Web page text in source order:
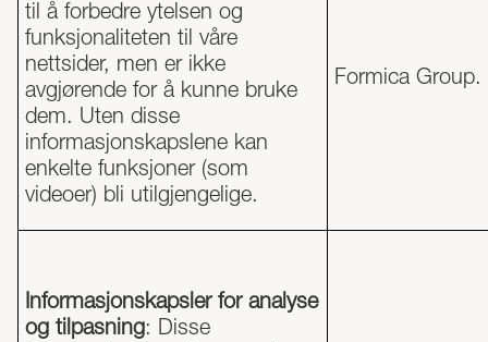
til å forbedre ytelsen og
funksjonaliteten til våre
nettsider, men er ikke
avgjørende for å kunne bruke
dem. Uten disse
informasjonskapslene kan
enkelte funksjoner (som
videoer) bli utilgjengelige.
Formica Group.
Informasjonskapsler for analyse
og tilpasning: Disse